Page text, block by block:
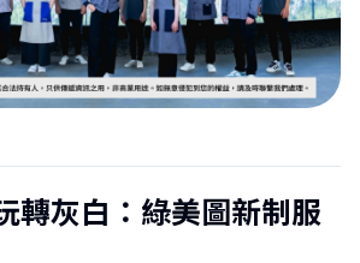
灰白：綠美圖新制服